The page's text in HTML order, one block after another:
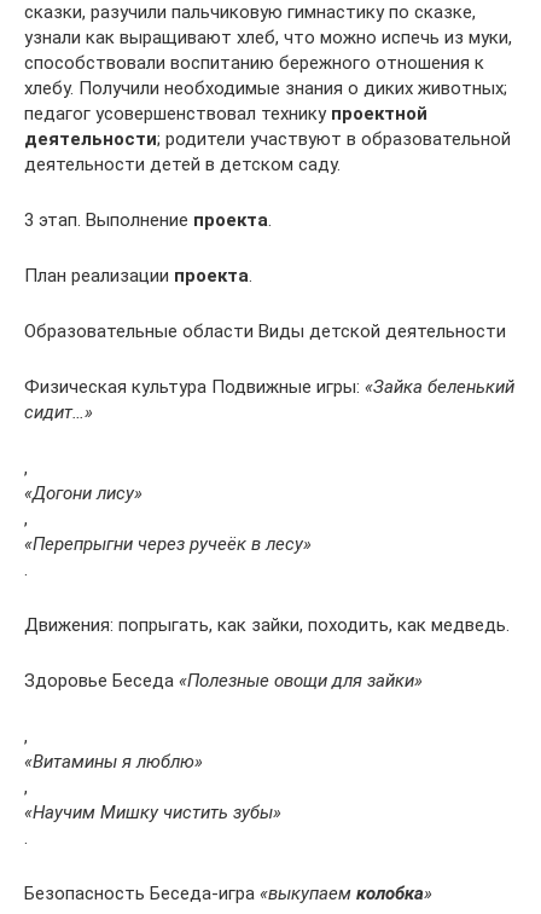
сказки, разучили пальчиковую гимнастику по сказке,
узнали как выращивают хлеб, что можно испечь из муки,
способствовали воспитанию бережного отношения к
хлебу. Получили необходимые знания о диких животных;
педагог усовершенствовал технику проектной
деятельности; родители участвуют в образовательной
деятельности детей в детском саду.
3 этап. Выполнение проекта.
План реализации проекта.
Образовательные области Виды детской деятельности
Физическая культура Подвижные игры: «Зайка беленький
сидит…»
,
«Догони лису»
,
«Перепрыгни через ручеёк в лесу»
.
Движения: попрыгать, как зайки, походить, как медведь.
Здоровье Беседа «Полезные овощи для зайки»
,
«Витамины я люблю»
,
«Научим Мишку чистить зубы»
.
Безопасность Беседа-игра «выкупаем колобка»